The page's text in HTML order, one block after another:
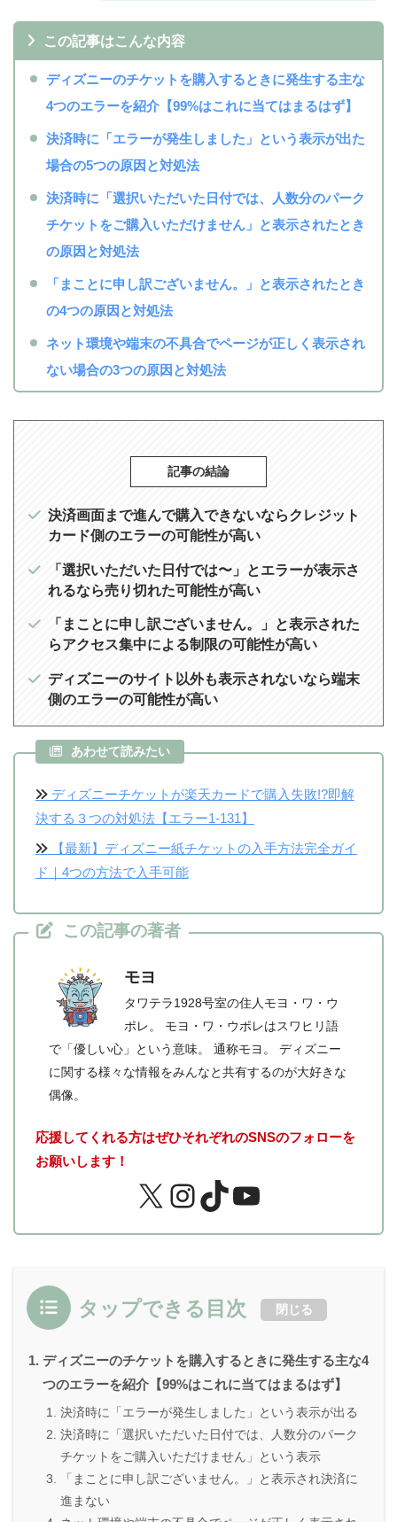
この記事はこんな内容
ディズニーのチケットを購入するときに発生する主な
4つのエラーを紹介【99%はこれに当てはまるはず】
決済時に「エラーが発生しました」という表示が出た
場合の5つの原因と対処法
決済時に「選択いただいた日付では、人数分のパーク
チケットをご購入いただけません」と表示されたとき
の原因と対処法
「まことに申し訳ございません。」と表示されたとき
の4つの原因と対処法
ネット環境や端末の不具合でページが正しく表示され
ない場合の3つの原因と対処法
記事の結論
決済画面まで進んで購入できないならクレジット
カード側のエラーの可能性が高い
「選択いただいた日付では〜」とエラーが表示さ
れるなら売り切れた可能性が高い
「まことに申し訳ございません。」と表示された
らアクセス集中による制限の可能性が高い
ディズニーのサイト以外も表示されないなら端末
側のエラーの可能性が高い
あわせて読みたい
ディズニーチケットが楽天カードで購入失敗!?即解
決する３つの対処法【エラー1-131】
【最新】ディズニー紙チケットの入手方法完全ガイ
ド｜4つの方法で入手可能
この記事の著者
モヨ
タワテラ1928号室の住人モヨ・ワ・ウ
ポレ。 モヨ・ワ・ウポレはスワヒリ語
で「優しい心」という意味。 通称モヨ。 ディズニー
に関する様々な情報をみんなと共有するのが大好きな
偶像。
応援してくれる方はぜひそれぞれのSNSのフォローを
お願いします！
タップできる目次 閉じる
ディズニーのチケットを購入するときに発生する主な4
つのエラーを紹介【99%はこれに当てはまるはず】
決済時に「エラーが発生しました」という表示が出る
決済時に「選択いただいた日付では、人数分のパーク
チケットをご購入いただけません」という表示
「まことに申し訳ございません。」と表示され決済に
進まない